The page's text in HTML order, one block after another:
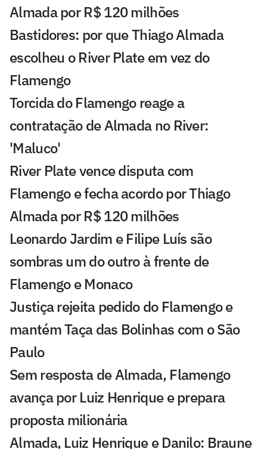
Almada por R$ 120 milhões
Bastidores: por que Thiago Almada
escolheu o River Plate em vez do
Flamengo
Torcida do Flamengo reage a
contratação de Almada no River:
'Maluco'
River Plate vence disputa com
Flamengo e fecha acordo por Thiago
Almada por R$ 120 milhões
Leonardo Jardim e Filipe Luís são
sombras um do outro à frente de
Flamengo e Monaco
Justiça rejeita pedido do Flamengo e
mantém Taça das Bolinhas com o São
Paulo
Sem resposta de Almada, Flamengo
avança por Luiz Henrique e prepara
proposta milionária
Almada, Luiz Henrique e Danilo: Braune